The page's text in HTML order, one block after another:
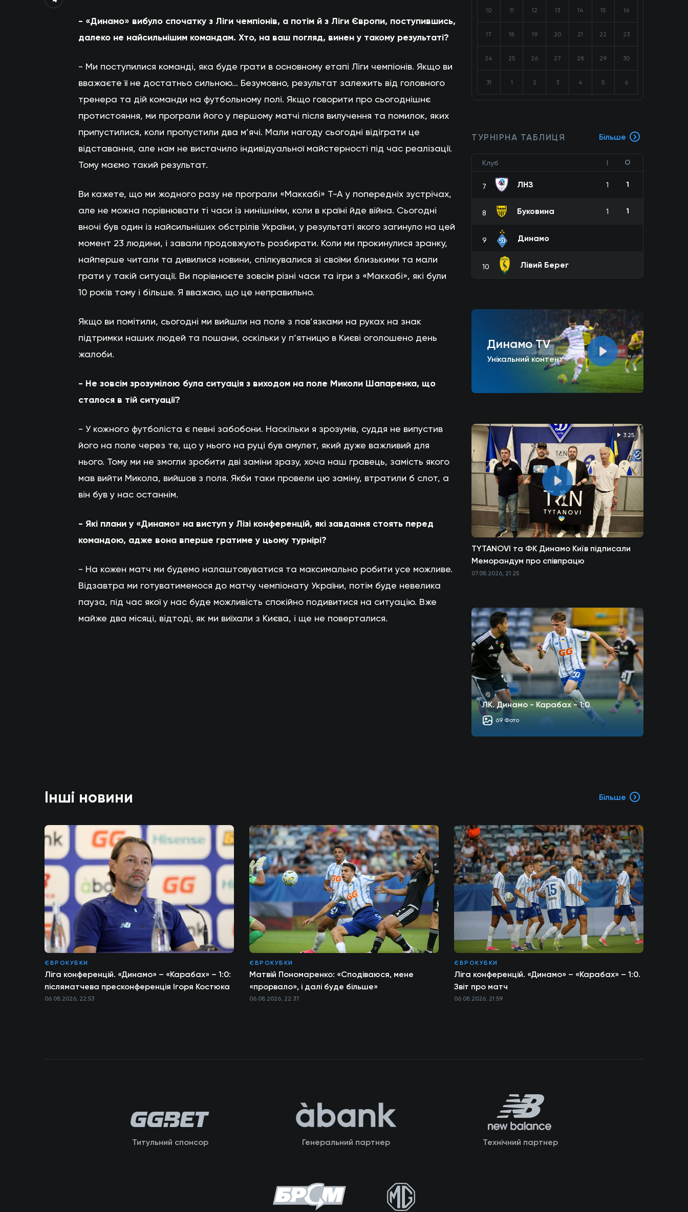
- «Динамо» вибуло спочатку з Ліги чемпіонів, а потім й з Ліги Європи, поступившись,
далеко не найсильнішим командам. Хто, на ваш погляд, винен у такому результаті?
- Ми поступилися команді, яка буде грати в основному етапі Ліги чемпіонів. Якщо ви
вважаєте її не достатньо сильною… Безумовно, результат залежить від головного
тренера та дій команди на футбольному полі. Якщо говорити про сьогоднішнє
протистояння, ми програли його у першому матчі після вилучення та помилок, яких
припустилися, коли пропустили два м’ячі. Мали нагоду сьогодні відіграти це
відставання, але нам не вистачило індивідуальної майстерності під час реалізації.
Тому маємо такий результат.
Ви кажете, що ми жодного разу не програли «Маккабі» Т-А у попередніх зустрічах,
але не можна порівнювати ті часи із нинішніми, коли в країні йде війна. Сьогодні
вночі був один із найсильніших обстрілів України, у результаті якого загинуло на цей
момент 23 людини, і завали продовжують розбирати. Коли ми прокинулися зранку,
найперше читали та дивилися новини, спілкувалися зі своїми близькими та мали
грати у такій ситуації. Ви порівнюєте зовсім різні часи та ігри з «Маккабі», які були
10 років тому і більше. Я вважаю, що це неправильно.
Якщо ви помітили, сьогодні ми вийшли на поле з пов’язками на руках на знак
підтримки наших людей та пошани, оскільки у п’ятницю в Києві оголошено день
жалоби.
- Не зовсім зрозумілою була ситуація з виходом на поле Миколи Шапаренка, що
сталося в тій ситуації?
- У кожного футболіста є певні забобони. Наскільки я зрозумів, суддя не випустив
його на поле через те, що у нього на руці був амулет, який дуже важливий для
нього. Тому ми не змогли зробити дві заміни зразу, хоча наш гравець, замість якого
мав вийти Микола, вийшов з поля. Якби таки провели цю заміну, втратили б слот, а
він був у нас останнім.
- Які плани у «Динамо» на виступ у Лізі конференцій, які завдання стоять перед
командою, адже вона вперше гратиме у цьому турнірі?
- На кожен матч ми будемо налаштовуватися та максимально робити усе можливе.
Відзавтра ми готуватимемося до матчу чемпіонату України, потім буде невелика
пауза, під час якої у нас буде можливість спокійно подивитися на ситуацію. Вже
майже два місяці, відтоді, як ми виїхали з Києва, і ще не поверталися.
10 11 12 13 14 15 16
17 18 19 20 21 22 23
24 25 26 27 28 29 30
31 1 2 3 4 5 6
ТУРНІРНА ТАБЛИЦЯ Більше
Клуб І О
7 ЛНЗ 1 1
8 Буковина 1 1
9 Динамо
10 Лівий Берег
Динамо TV
Унікальний контент
3:25
TYTANOVI та ФК Динамо Київ підписали
Меморандум про співпрацю
07.08.2026, 21:25
ЛК. Динамо - Карабах - 1:0
69 Фото
Інші новини Більше
ЄВРОКУБКИ
Ліга конференцій. «Динамо» – «Карабах» – 1:0:
післяматчева пресконференція Ігоря Костюка
06.08.2026, 22:53
ЄВРОКУБКИ
Матвій Пономаренко: «Сподіваюся, мене
«прорвало», і далі буде більше»
06.08.2026, 22:37
ЄВРОКУБКИ
Ліга конференцій. «Динамо» – «Карабах» – 1:0.
Звіт про матч
06.08.2026, 21:59
Титульний спонсор Генеральний партнер Технічний партнер